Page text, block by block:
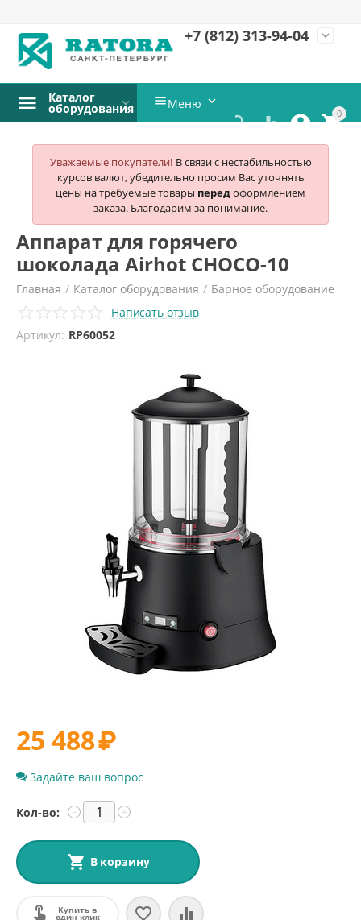
+7 (812) 313-94-04 expand_more
0


 
Каталог
оборудования Меню 
Уважаемые покупатели! В связи с нестабильностью
курсов валют, убедительно просим Вас уточнять
цены на требуемые товары передоформлением
заказа. Благодарим за понимание.
Аппарат для горячего
шоколада Airhot CHOCO-10
Главная / Каталог оборудования / Барное оборудование
Аппараты для горячего шоколада
Написать отзыв
Артикул: RP60052
25 488₽
Задайте ваш вопрос
Кол-во: +
−
В корзину
Купить в
один клик